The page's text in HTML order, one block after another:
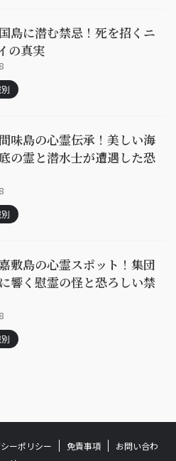
島に潜む禁忌！死を招くニ
の真実
味島の心霊伝承！美しい海
の霊と潜水士が遭遇した恐
敷島の心霊スポット！集団
響く慰霊の怪と恐ろしい禁
ーポリシー 免責事項
お問い合わ